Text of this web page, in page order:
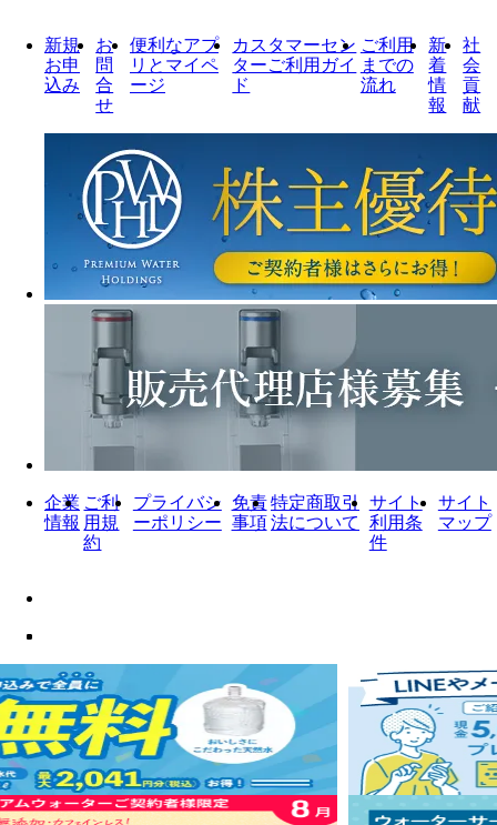
新規
お申
込み
お
問
合
せ
便利なアプ
リとマイペ
ージ
カスタマーセン
ターご利用ガイ
ド
ご利用
までの
流れ
新
着
情
報
社
会
貢
献
企業
情報
ご利
用規
約
プライバシ
ーポリシー
免責
事項
特定商取引
法について
サイト
利用条
件
サイト
マップ